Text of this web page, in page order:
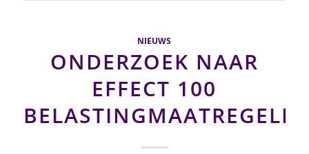
NIEUWS
ONDERZOEK NAAR
EFFECT 100